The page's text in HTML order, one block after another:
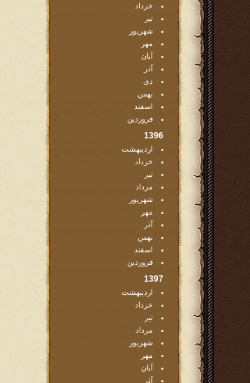
خرداد
تیر
شهریور
مهر
آبان
آذر
دی
بهمن
اسفند
فروردین
1396
اردیبهشت
خرداد
تیر
مرداد
شهریور
مهر
آذر
بهمن
اسفند
فروردین
1397
اردیبهشت
خرداد
تیر
مرداد
شهریور
مهر
آبان
آذر